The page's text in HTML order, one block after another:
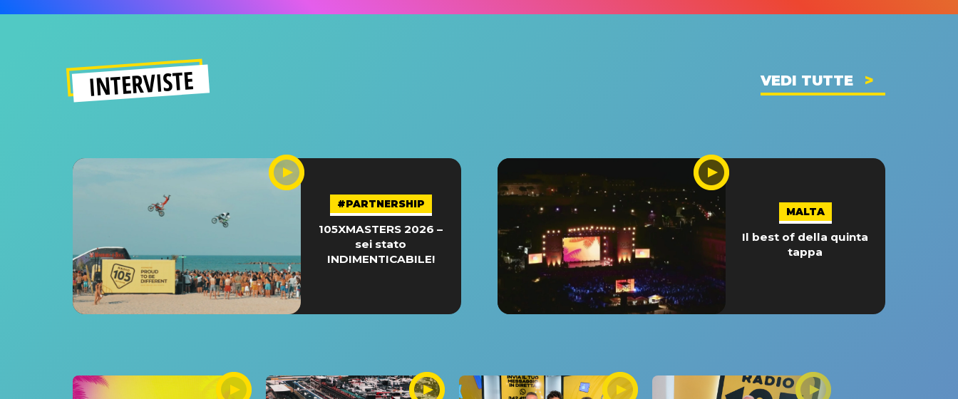
INTERVISTE VEDI TUTTE
#PARTNERSHIP
105XMASTERS 2026 –
sei stato
INDIMENTICABILE!
MALTA
Il best of della quinta
tappa